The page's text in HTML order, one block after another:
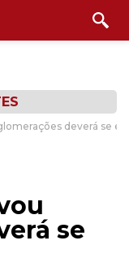
deverá se
se